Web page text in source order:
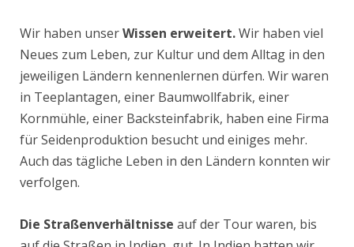
Wir haben unserWissen erweitert.Wir haben viel
Neues zum Leben, zur Kultur und dem Alltag in den
jeweiligen Ländern kennenlernen dürfen. Wir waren
in Teeplantagen, einer Baumwollfabrik, einer
Kornmühle, einer Backsteinfabrik, haben eine Firma
für Seidenproduktion besucht und einiges mehr.
Auch das tägliche Leben in den Ländern konnten wir
verfolgen.
Die Straßenverhältnisse auf der Tour waren, bis